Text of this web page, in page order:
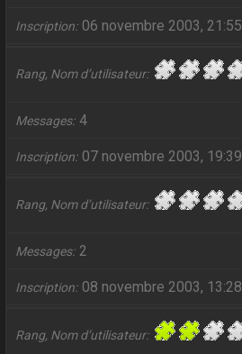
Inscription 06 novembre 2003, 21:55
Rang, Nom d’utilisateur
Messages 4
Inscription 07 novembre 2003, 19:39
Rang, Nom d’utilisateur
Messages 2
Inscription 08 novembre 2003, 13:28
Rang, Nom d’utilisateur